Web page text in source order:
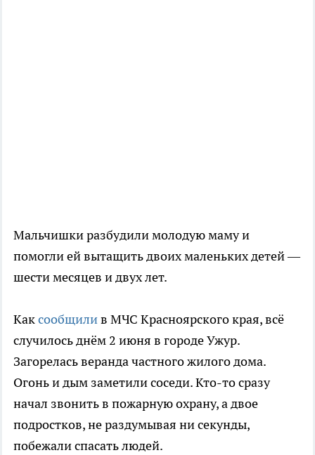
Мальчишки разбудили молодую маму и
помогли ей вытащить двоих маленьких детей —
шести месяцев и двух лет.
Каксообщилив МЧС Красноярского края, всё
случилось днём 2 июня в городе Ужур.
Загорелась веранда частного жилого дома.
Огонь и дым заметили соседи. Кто-то сразу
начал звонить в пожарную охрану, а двое
подростков, не раздумывая ни секунды,
побежали спасать людей.